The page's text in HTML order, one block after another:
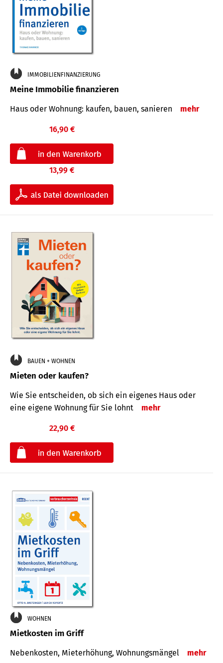
IMMOBILIENFINANZIERUNG
Meine Immobilie finanzieren
Haus oder Wohnung: kaufen, bauen, sanieren mehr
16,90 €
13,99 €
BAUEN + WOHNEN
Mieten oder kaufen?
Wie Sie entscheiden, ob sich ein eigenes Haus oder
eine eigene Wohnung für Sie lohnt
mehr
22,90 €
WOHNEN
Mietkosten im Griff
Nebenkosten, Mieterhöhung, Wohnungsmängel mehr